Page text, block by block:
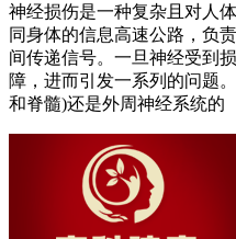
神经损伤是一种复杂且对人
同身体的信息高速公路，负
间传递信号。一旦神经受到
障，进而引发一系列的问题
和脊髓)还是外周神经系统的